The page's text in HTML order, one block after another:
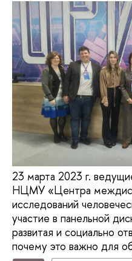
23 марта 2023 г.
НЦМУ «Центра
исследований
участие в панельной
развитая и социально
почему это важно для